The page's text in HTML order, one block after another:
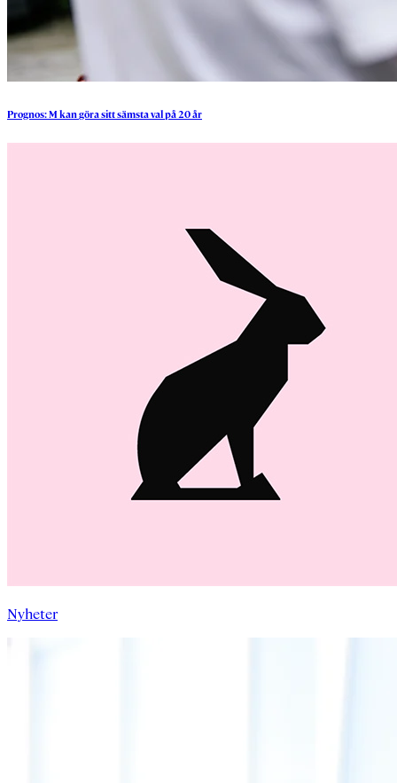
Prognos:M kangörasittsämstavalpå20år
Nyheter